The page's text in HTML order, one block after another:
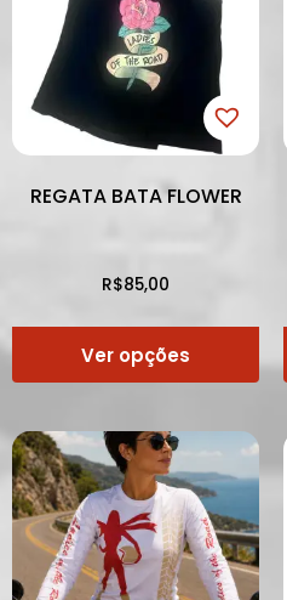
REGATA BATA FLOWER
R$85,00
Ver opções